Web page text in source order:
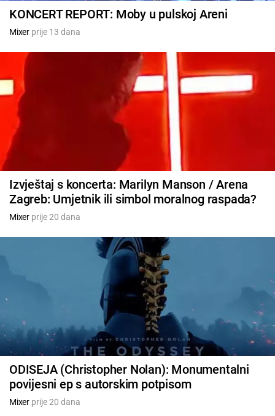
KONCERT REPORT: Moby u pulskoj Areni
Mixer prije 13 dana
Izvještaj s koncerta: Marilyn Manson / Arena
Zagreb: Umjetnik ili simbol moralnog raspada?
Mixer prije 20 dana
ODISEJA (Christopher Nolan): Monumentalni
povijesni ep s autorskim potpisom
Mixer prije 20 dana